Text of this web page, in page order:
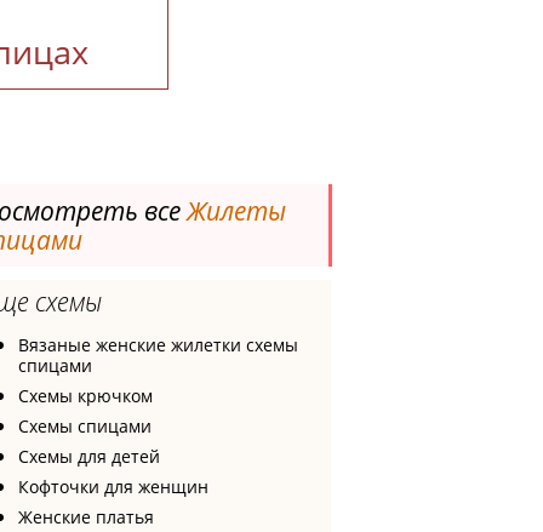
всеЖилеты
схемы
Вязаные женские жилетки схемы
спицами
Схемы крючком
Схемы спицами
Схемы для детей
Кофточки для женщин
Женские платья